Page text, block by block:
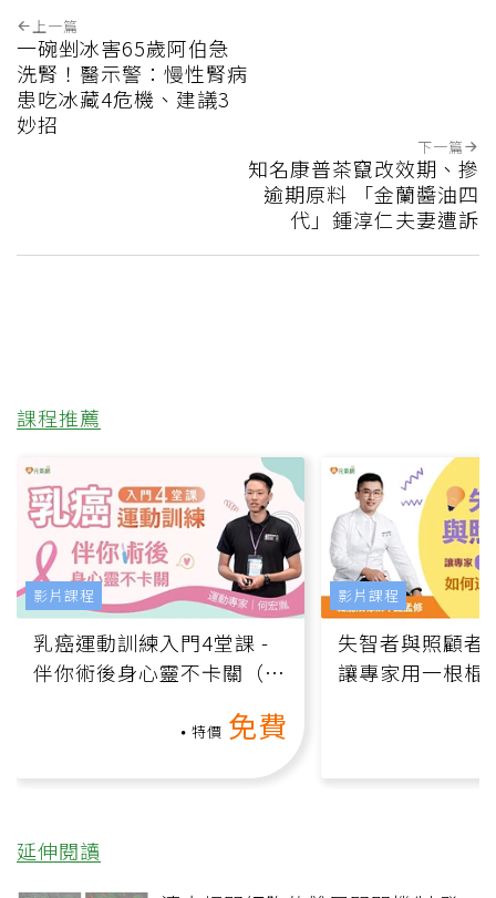
上一篇
一碗剉冰害65歲阿伯急
洗腎！醫示警：慢性腎病
患吃冰藏4危機、建議3
妙招
下一篇
知名康普茶竄改效期、摻
逾期原料 「金蘭醬油四
代」鍾淳仁夫妻遭訴
課程推薦
乳癌運動訓練入門4堂課 -
伴你術後身心靈不卡關（線
特價 免費
影片課程
失智者與照顧者
讓專家用一根棍
影片課程
延伸閱讀